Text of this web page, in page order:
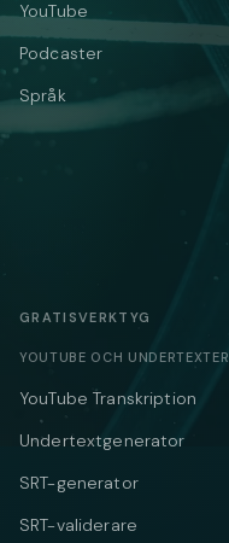
YouTube
Podcaster
Språk
GRATISVERKTYG
YOUTUBE OCH UNDERTEXTER
YouTube Transkription
Undertextgenerator
SRT-generator
SRT-validerare